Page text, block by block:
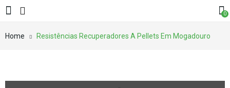
0
Home Resistências Recuperadores A Pellets Em Mogadouro